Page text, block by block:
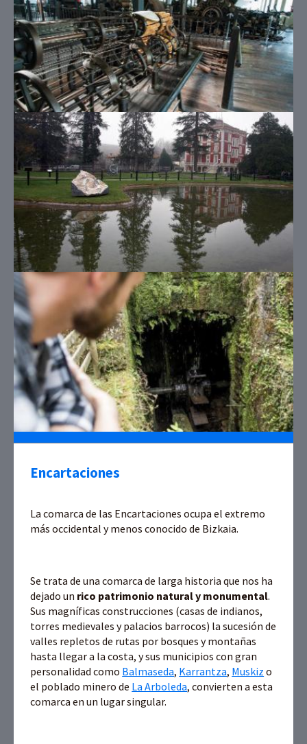
Encartaciones
La comarca de las Encartaciones ocupa el extremo
más occidental y menos conocido de Bizkaia.
Se trata de una comarca de larga historia que nos ha
dejado un rico patrimonio natural y monumental.
Sus magníficas construcciones (casas de indianos,
torres medievales y palacios barrocos) la sucesión de
valles repletos de rutas por bosques y montañas
hasta llegar a la costa, y sus municipios con gran
personalidad como Balmaseda, Karrantza, Muskiz o
el poblado minero de La Arboleda, convierten a esta
comarca en un lugar singular.